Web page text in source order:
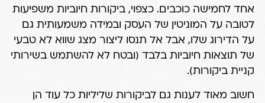
אחד לחמישה כוכבים. כצפוי, ביקורות חיוביות משפיעות
לטובה על המוניטין של העסק ובמידה משמעותית גם
על הדירוג שלו, אבל אל תנסו ליצור מצג שווא לא טבעי
של תוצאות חיוביות בלבד (ובטח לא להשתמש בשירותי
קניית ביקורות).
חשוב מאוד לענות גם לביקורות שליליות כל עוד הן